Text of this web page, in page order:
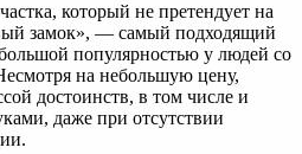
который не претендует на
замок», — самый подходящий
популярностью у людей со
на небольшую цену,
достоинств, в том числе и
даже при отсутствии